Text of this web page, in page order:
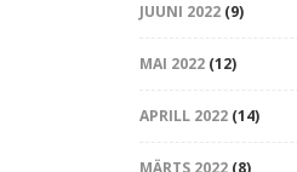
JUUNI 2022(9)
MAI 2022(12)
APRILL 2022(14)
MÄRTS 2022(8)